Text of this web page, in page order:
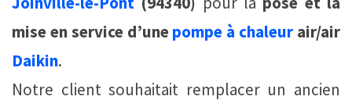
mise en service d’unepompe à chaleur air/air
Daikin.
Notre client souhaitait remplacer un ancien